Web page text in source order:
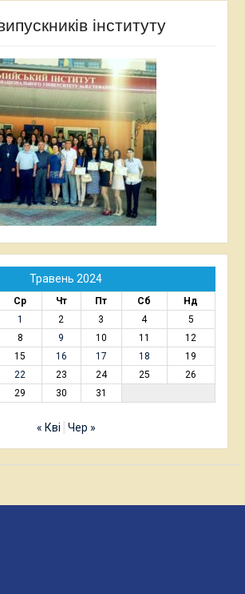
інституту
Травень 2024
Ср Чт Пт Сб
Нд
1
2 3 4
5
8 9 10 11
12
15 16 17 18
19
22 23 24 25
26
29 30 31
« Кві Чер »